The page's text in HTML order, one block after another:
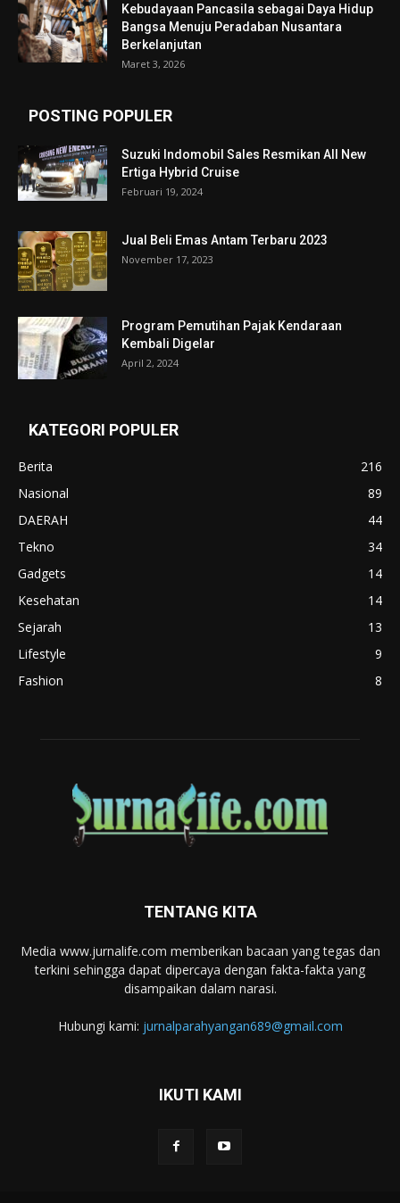
Kebudayaan Pancasila sebagai Daya Hidup
Bangsa Menuju Peradaban Nusantara
Berkelanjutan
Maret 3, 2026
POSTING POPULER
Suzuki Indomobil Sales Resmikan All New
Ertiga Hybrid Cruise
Februari 19, 2024
Jual Beli Emas Antam Terbaru 2023
November 17, 2023
Program Pemutihan Pajak Kendaraan
Kembali Digelar
April 2, 2024
KATEGORI POPULER
Berita
216
Nasional
89
DAERAH
44
Tekno
34
Gadgets
14
Kesehatan
14
Sejarah
13
Lifestyle
9
Fashion
8
TENTANG KITA
Media www.jurnalife.com memberikan bacaan yang tegas dan
terkini sehingga dapat dipercaya dengan fakta-fakta yang
disampaikan dalam narasi.
Hubungi kami: jurnalparahyangan689@gmail.com
IKUTI KAMI